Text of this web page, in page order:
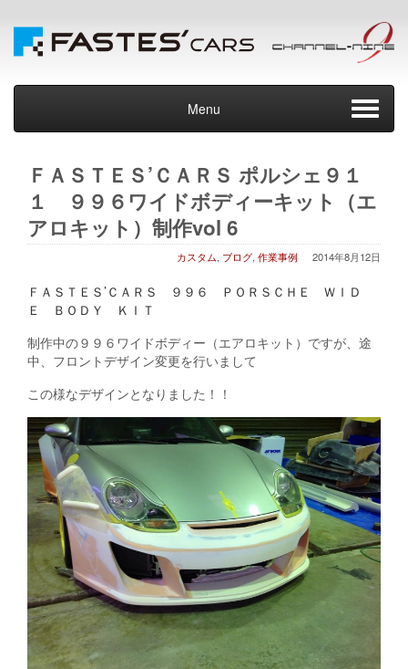
Menu
ＦＡＳＴＥＳ’ＣＡＲＳ ポルシェ９１
１ ９９６ワイドボディーキット（エ
アロキット）制作vol 6
2014年8月12日
カスタム, ブログ, 作業事例
ＦＡＳＴＥＳ’ＣＡＲＳ ９９６ ＰＯＲＳＣＨＥ ＷＩＤ
Ｅ ＢＯＤＹ ＫＩＴ
制作中の９９６ワイドボディー（エアロキット）ですが、途
中、フロントデザイン変更を行いまして
この様なデザインとなりました！！